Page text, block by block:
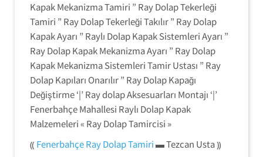
Kapak Mekanizma Tamiri ” Ray Dolap Tekerleği
Tamiri ” Ray Dolap Tekerleği Takılır ” Ray Dolap
Kapak Ayarı ” Raylı Dolap Kapak Sistemleri Ayarı ”
Ray Dolap Kapak Mekanizma Ayarı ” Ray Dolap
Kapak Mekanizma Sistemleri Tamir Ustası ” Ray
Dolap Kapıları Onarılır ” Ray Dolap Kapağı
Değiştirme ‘|’ Ray dolap Aksesuarları Montajı ‘|’
Fenerbahçe Mahallesi Raylı Dolap Kapak
Malzemeleri « Ray Dolap Tamircisi »
⸨ Fenerbahçe Ray Dolap Tamiri▬ Tezcan Usta ⸩